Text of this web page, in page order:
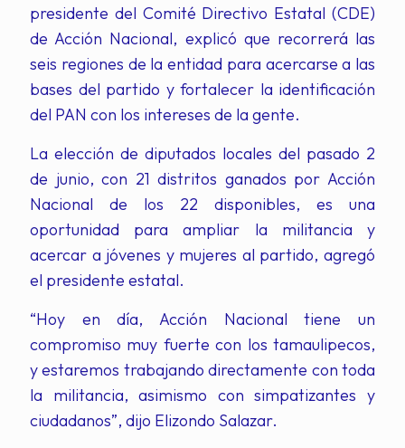
presidente del Comité Directivo Estatal (CDE)
de Acción Nacional, explicó que recorrerá las
seis regiones de la entidad para acercarse a las
bases del partido y fortalecer la identificación
del PAN con los intereses de la gente.
La elección de diputados locales del pasado 2
de junio, con 21 distritos ganados por Acción
Nacional de los 22 disponibles, es una
oportunidad para ampliar la militancia y
acercar a jóvenes y mujeres al partido, agregó
el presidente estatal.
“Hoy en día, Acción Nacional tiene un
compromiso muy fuerte con los tamaulipecos,
y estaremos trabajando directamente con toda
la militancia, asimismo con simpatizantes y
ciudadanos”, dijo Elizondo Salazar.